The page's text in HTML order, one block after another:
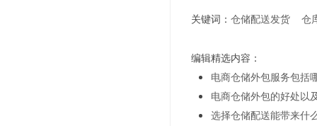
关键词： 仓储配送发货 仓
编辑精选内容：
电商仓储外包服务包括
电商仓储外包的好处以
选择仓储配送能带来什